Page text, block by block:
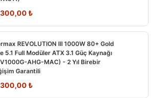
₺
REVOLUTION III 1000W 80+ Gold
5.1 Full Modüler ATX 3.1 Güç Kaynağı
AHG-MAC) - 2 Yıl Birebir
Garantili
₺